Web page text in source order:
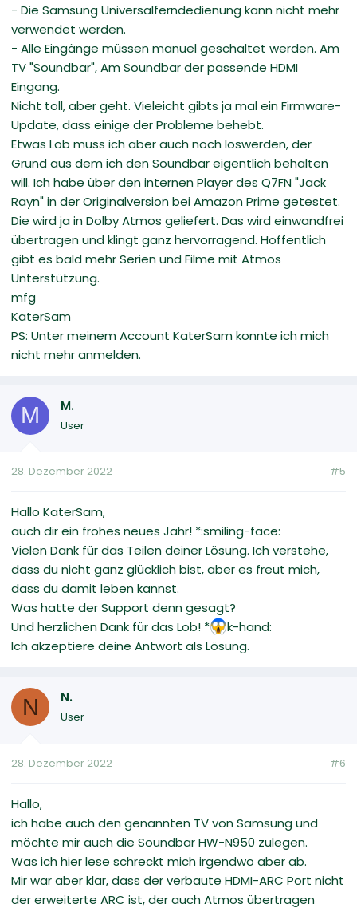
- Die Samsung Universalferndedienung kann nicht mehr
verwendet werden.
- Alle Eingänge müssen manuel geschaltet werden. Am
TV "Soundbar", Am Soundbar der passende HDMI
Eingang.
Nicht toll, aber geht. Vieleicht gibts ja mal ein Firmware-
Update, dass einige der Probleme behebt.
Etwas Lob muss ich aber auch noch loswerden, der
Grund aus dem ich den Soundbar eigentlich behalten
will. Ich habe über den internen Player des Q7FN "Jack
Rayn" in der Originalversion bei Amazon Prime getestet.
Die wird ja in Dolby Atmos geliefert. Das wird einwandfrei
übertragen und klingt ganz hervorragend. Hoffentlich
gibt es bald mehr Serien und Filme mit Atmos
Unterstützung.
mfg
KaterSam
PS: Unter meinem Account KaterSam konnte ich mich
nicht mehr anmelden.
M M.
User
28. Dezember 2022 #5
Hallo KaterSam,
auch dir ein frohes neues Jahr! *:smiling-face:
Vielen Dank für das Teilen deiner Lösung. Ich verstehe,
dass du nicht ganz glücklich bist, aber es freut mich,
dass du damit leben kannst.
Was hatte der Support denn gesagt?
Und herzlichen Dank für das Lob! *
k-hand:
Ich akzeptiere deine Antwort als Lösung.
N N.
User
28. Dezember 2022 #6
Hallo,
ich habe auch den genannten TV von Samsung und
möchte mir auch die Soundbar HW-N950 zulegen.
Was ich hier lese schreckt mich irgendwo aber ab.
Mir war aber klar, dass der verbaute HDMI-ARC Port nicht
der erweiterte ARC ist, der auch Atmos übertragen